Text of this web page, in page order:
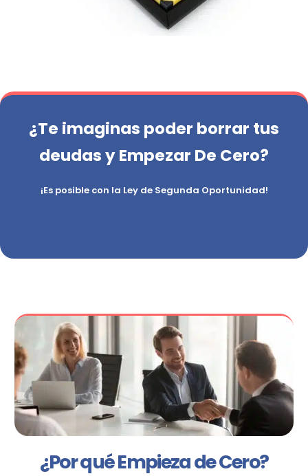
¿Te imaginas poder borrar tus
deudas y Empezar De Cero?
¡Es posible con la Ley de Segunda Oportunidad!
¿Por qué Empieza de Cero?